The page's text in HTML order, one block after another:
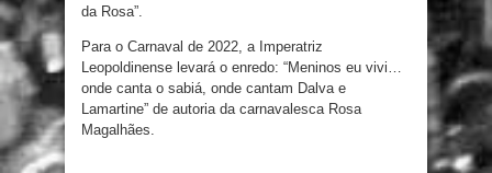
da Rosa”.
Para o Carnaval de 2022, a Imperatriz
Leopoldinense levará o enredo: “Meninos eu vivi…
onde canta o sabiá, onde cantam Dalva e
Lamartine” de autoria da carnavalesca Rosa
Magalhães.